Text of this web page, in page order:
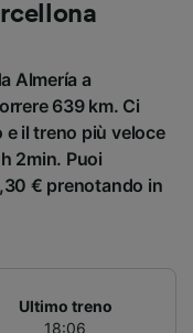
Almería a
639 km. Ci
il treno più veloce
2min. Puoi
€ prenotando in
Ultimo treno
18:06